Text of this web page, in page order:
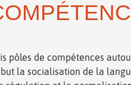
pôles de compétences
la socialisation de la